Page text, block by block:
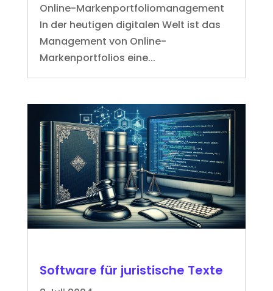
Online-Markenportfoliomanagement
In der heutigen digitalen Welt ist das
Management von Online-
Markenportfolios eine...
Software für juristische Texte